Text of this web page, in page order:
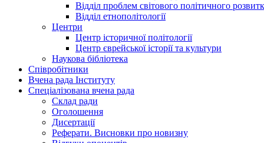
Відділ проблем світового політичного
Відділ етнополітології
Центри
Центр історичної політології
Центр єврейської історії та культури
Наукова бібліотека
Співробітники
Вчена рада Інституту
Спеціалізована вчена рада
Склад ради
Оголошення
Дисертації
Реферати. Висновки про новизну